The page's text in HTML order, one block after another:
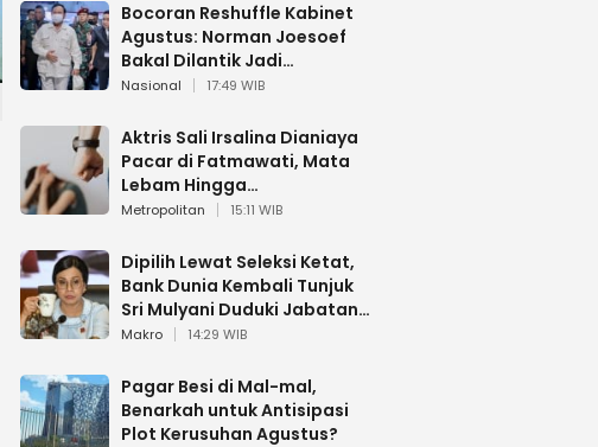
Bocoran Reshuffle Kabinet
Agustus: Norman Joesoef
Bakal Dilantik Jadi
Wamenhan RI
Nasional 17:49 WIB
Aktris Sali Irsalina Dianiaya
Pacar di Fatmawati, Mata
Lebam Hingga
Diselamatkan Polantas
Metropolitan 15:11 WIB
Dipilih Lewat Seleksi Ketat,
Bank Dunia Kembali Tunjuk
Sri Mulyani Duduki Jabatan
Strategis
Makro 14:29 WIB
Pagar Besi di Mal-mal,
Benarkah untuk Antisipasi
Plot Kerusuhan Agustus?